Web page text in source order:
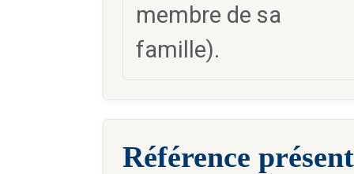
membre de sa
famille).
Référence